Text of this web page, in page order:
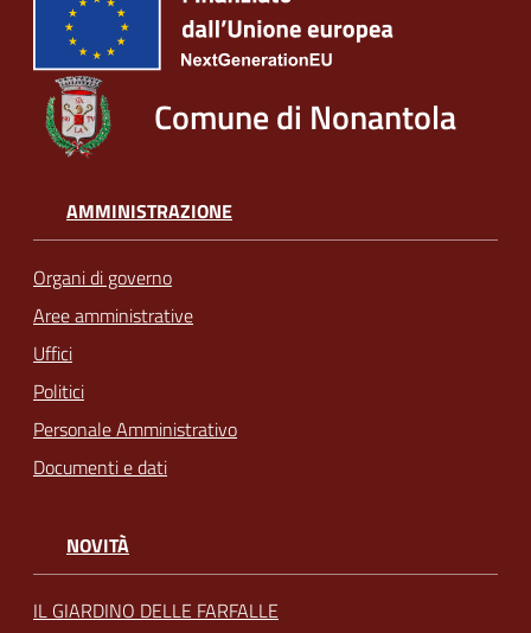
Comune di Nonantola
AMMINISTRAZIONE
Organi di governo
Aree amministrative
Uffici
Politici
Personale Amministrativo
Documenti e dati
NOVITÀ
IL GIARDINO DELLE FARFALLE